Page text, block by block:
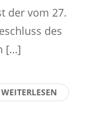
der vom 27.
des
[…]
WEITERLESEN